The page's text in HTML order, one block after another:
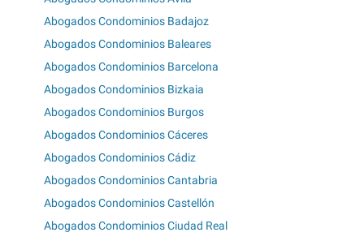
Abogados Condominios Badajoz
Abogados Condominios Baleares
Abogados Condominios Barcelona
Abogados Condominios Bizkaia
Abogados Condominios Burgos
Abogados Condominios Cáceres
Abogados Condominios Cádiz
Abogados Condominios Cantabria
Abogados Condominios Castellón
Abogados Condominios Ciudad Real